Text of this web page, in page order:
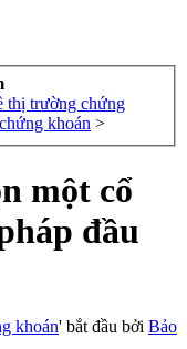
thị trường chứng
khoán >
một cổ
đầu
khoán' bắt đầu bởi Bảo